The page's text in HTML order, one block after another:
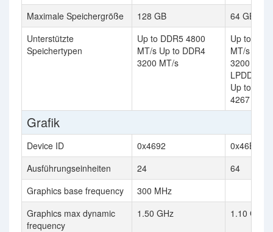
Maximale Speichergröße 128 GB
64 GB
Unterstützte
Speichertypen
Up to DDR5 4800
MT/s Up to DDR4
3200 MT/s
Up to
MT/s Up
3200 MT/
LPDDR5
Up to
4267 MT/s
Grafik
Device ID 0x4692
0x46B3
Ausführungseinheiten
24
64
Graphics base frequency
300 MHz
Graphics max dynamic
frequency
1.50 GHz 1.10 GHz